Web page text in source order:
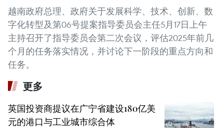
越南政府总理、政府关于发展科学、技术、创新、数
字化转型及第06号提案指导委员会主任5月17日上午
主持召开了指导委员会第二次会议，评估2025年前几
个月的任务落实情况，并讨论下一阶段的重点方向和
任务。
更多
英国投资商提议在广宁省建设180亿美
元的港口与工业城市综合体